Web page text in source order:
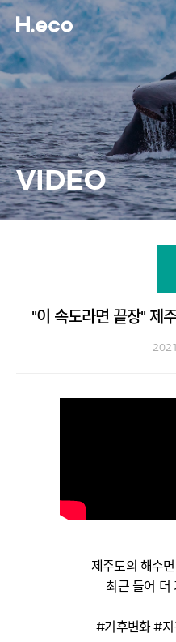
VIDEO
"이 속도라면 끝장" 제
제주도의 해수
최근 들어 더
#기후변화 #